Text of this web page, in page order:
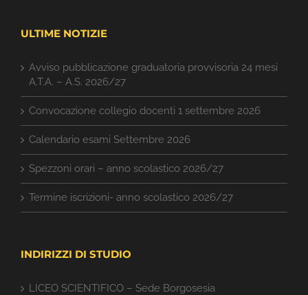
ULTIME NOTIZIE
Avviso pubblicazione graduatoria provvisoria 24 mesi
A.T.A. – A.S. 2026/27
Convocazione collegio docenti 1 settembre 2026
Calendario esami Settembre 2026
Spezzoni orari – anno scolastico 2026/27
Termine iscrizioni- anno scolastico 2026/27
INDIRIZZI DI STUDIO
LICEO SCIENTIFICO – Sede Borgosesia